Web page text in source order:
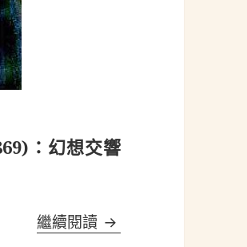
：幻想交響
繼續閱讀 固定樂思(idée fixe)